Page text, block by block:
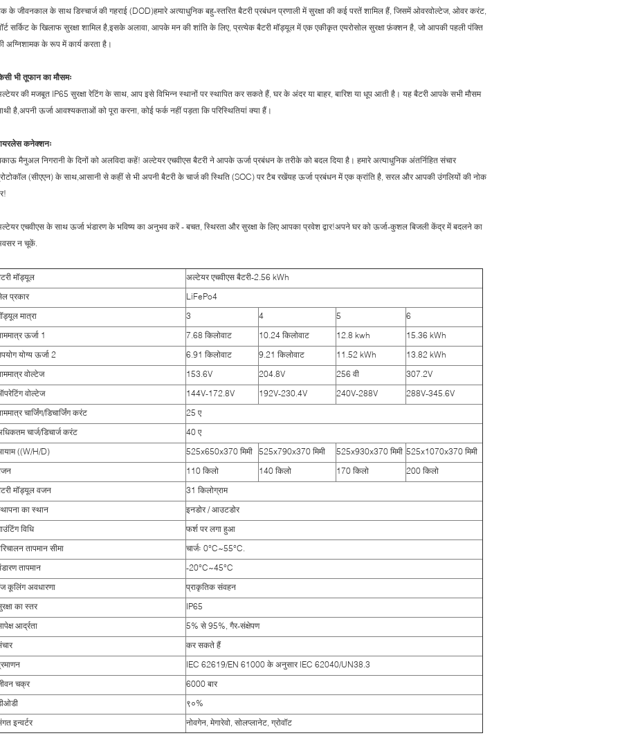
के जीवनकाल के साथ डिस्चार्ज की गहराई (DOD)हमारे अत्याधुनिक बहु-स्तरित बैटरी प्रबंधन प्रणाली में सुरक्षा की कई परतें शामिल हैं, जिसमें ओवरवोल्टेज, ओवर करंट,
सर्किट के खिलाफ सुरक्षा शामिल है,इसके अलावा, आपके मन की शांति के लिए, प्रत्येक बैटरी मॉड्यूल में एक एकीकृत एयरोसोल सुरक्षा फ़ंक्शन है, जो आपकी पहली पंक्ति
अग्निशामक के रूप में कार्य करता है।
भी तूफान का मौसमः
की मजबूत IP65 सुरक्षा रेटिंग के साथ, आप इसे विभिन्न स्थानों पर स्थापित कर सकते हैं, घर के अंदर या बाहर, बारिश या धूप आती है। यह बैटरी आपके सभी मौसम
है,अपनी ऊर्जा आवश्यकताओं को पूरा करना, कोई फर्क नहीं पड़ता कि परिस्थितियां क्या हैं।
कनेक्शनः
मैनुअल निगरानी के दिनों को अलविदा कहें! अल्टेयर एचवीएस बैटरी ने आपके ऊर्जा प्रबंधन के तरीके को बदल दिया है। हमारे अत्याधुनिक अंतर्निहित संचार
(सीएएन) के साथ,आसानी से कहीं से भी अपनी बैटरी के चार्ज की स्थिति (SOC) पर टैब रखेंयह ऊर्जा प्रबंधन में एक क्रांति है, सरल और आपकी उंगलियों की नोक
एचवीएस के साथ ऊर्जा भंडारण के भविष्य का अनुभव करें - बचत, स्थिरता और सुरक्षा के लिए आपका प्रवेश द्वार!अपने घर को ऊर्जा-कुशल बिजली केंद्र में बदलने का
न चूकें.
मॉड्यूल
अल्टेयर एचवीएस बैटरी-2.56 kWh
प्रकार
LiFePo4
मात्रा
3 4 5
6
ऊर्जा 1
7.68 किलोवाट 10.24 किलोवाट 12.8 kwh
15.36 kWh
योग्य ऊर्जा 2
6.91 किलोवाट 9.21 किलोवाट 11.52 kWh
13.82 kWh
वोल्टेज
153.6V 204.8V 256 वी
307.2V
वोल्टेज
144V-172.8V 192V-230.4V 240V-288V
288V-345.6V
चार्जिंग/डिचार्जिंग करंट
25 ए
चार्ज/डिचार्ज करंट
40 ए
((W/H/D)
525x650x370 मिमी 525x790x370 मिमी 525x930x370 मिमी 525x1070x370 मिमी
110 किलो 140 किलो 170 किलो
200 किलो
मॉड्यूल वजन
31 किलोग्राम
का स्थान
इनडोर / आउटडोर
विधि
फर्श पर लगा हुआ
तापमान सीमा
चार्जः 0°C~55°C.
तापमान
-20°C~45°C
कूलिंग अवधारणा
प्राकृतिक संवहन
का स्तर
IP65
आर्द्रता
5% से 95%, गैर-संक्षेपण
कर सकते हैं
IEC 62619/EN 61000 के अनुसार IEC 62040/UN38.3
चक्र
6000 बार
९०%
इन्वर्टर
नोवगेन, मेगारेवो, सोलप्लानेट, ग्रोवॉट